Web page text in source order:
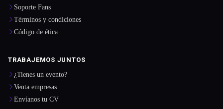
Soporte Fans
Términos y condiciones
Código de ética
TRABAJEMOS JUNTOS
¿Tienes un evento?
Venta empresas
Envíanos tu CV